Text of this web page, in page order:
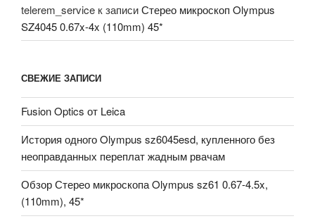
telerem_service к записиСтерео микроскоп Olympus
SZ4045 0.67x-4x (110mm) 45*
СВЕЖИЕ ЗАПИСИ
Fusion Optics от Leica
История одного Olympus sz6045esd, купленного без
неоправданных переплат жадным рвачам
Обзор Стерео микроскопа Olympus sz61 0.67-4.5x,
(110mm), 45*